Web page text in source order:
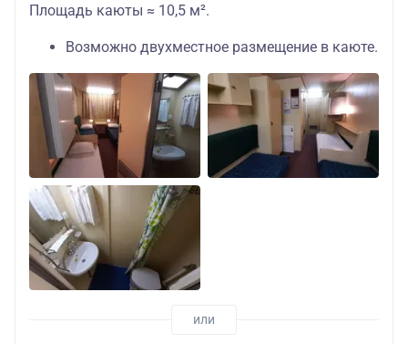
Площадь каюты ≈ 10,5 м².
Возможно двухместное размещение в каюте.